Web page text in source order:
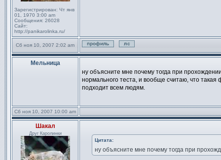
Зарегистрирован: Чт янв
01, 1970 3:00 am
Сообщения: 26028
Сайт:
http://panikarolinka.ru/
Сб ноя 10, 2007 2:02 am
Профиль
Отправить личное
Мельница
Сообщение
ну объясните мне почему тогда при
нормального теста, и вообще считаю, что
подходит всем людям.
Сб ноя 10, 2007 10:00 am
Шакал
Друг Каролинки
Цитата:
ну объясните мне почему тогда при